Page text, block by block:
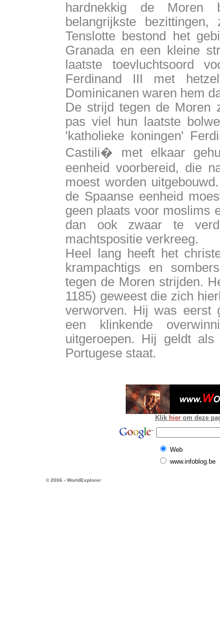
hardnekkig de Moren
belangrijkste
Tenslotte bestond het
Granada en een kleine
laatste toevluchtsoord
Ferdinand III met
Dominicanen waren hem
De strijd tegen de Moren
pas viel hun laatste
'katholieke koningen'
Castili� met elkaar
eenheid voorbereid, die
moest worden
de Spaanse eenheid
geen plaats voor moslims
dan ook zwaar te
machtspositie verkreeg.
Heel lang heeft het
krampachtigs en
tegen de Moren strijden.
1185) geweest die zich
verworven. Hij was eerst
een klinkende
uitgeroepen. Hij geldt
Portugese staat.
Klik hier om deze
Web
www.infoblog.be
© 2006 - WorldExplorer